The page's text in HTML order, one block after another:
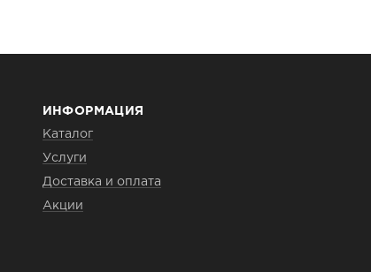
ИНФОРМАЦИЯ
Каталог
Услуги
Доставка и оплата
Акции